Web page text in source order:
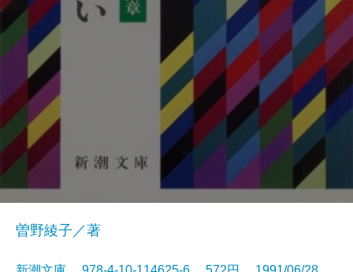
曽野綾子／著